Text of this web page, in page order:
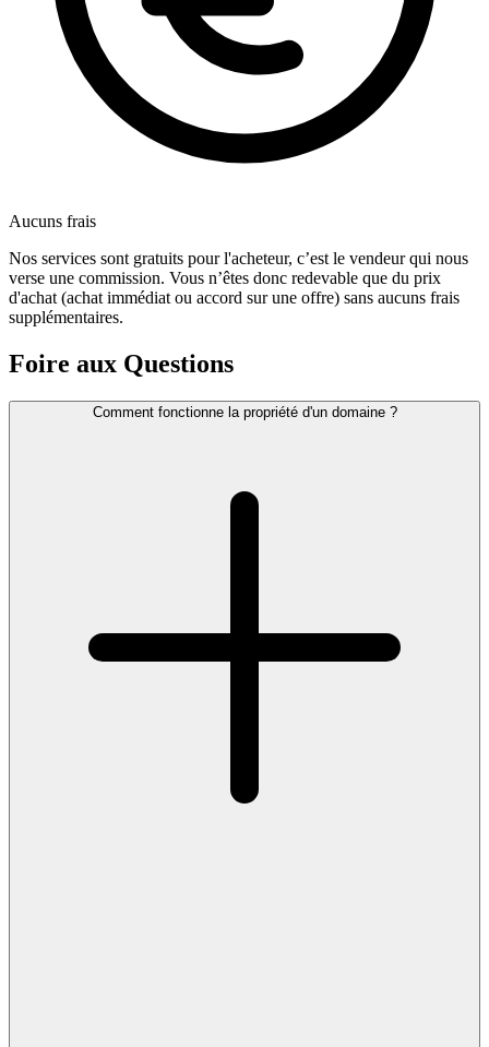
Aucuns frais
Nos services sont gratuits pour l'acheteur, c’est le vendeur qui nous
verse une commission. Vous n’êtes donc redevable que du prix
d'achat (achat immédiat ou accord sur une offre) sans aucuns frais
supplémentaires.
Foire aux Questions
Comment fonctionne la propriété d'un domaine ?